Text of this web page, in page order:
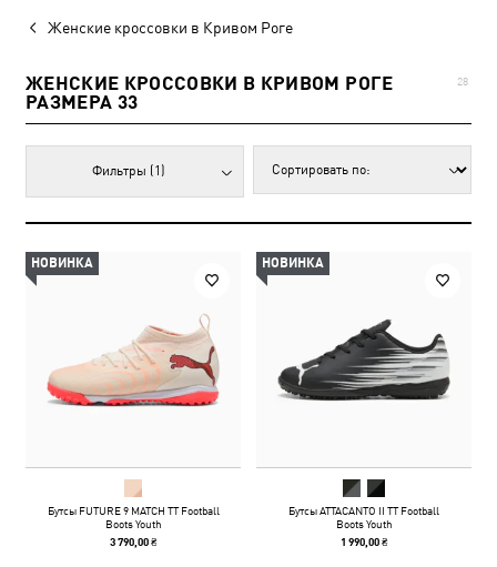
Женские кроссовки в Кривом Роге
ЖЕНСКИЕ КРОССОВКИ В КРИВОМ РОГЕ
РАЗМЕРА 33
28
Фильтры (1)
НОВИНКА
Бутсы FUTURE 9 MATCH TT Football
Boots Youth
3 790,00 ₴
НОВИНКА
Бутсы ATTACANTO II TT Football
Boots Youth
1 990,00 ₴